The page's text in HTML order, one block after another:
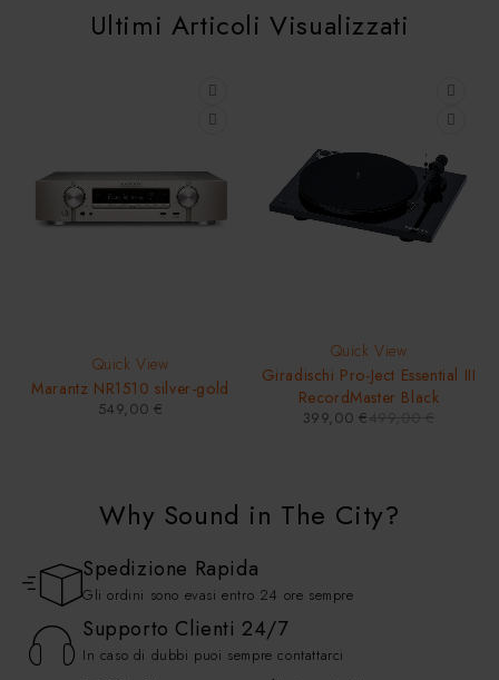
Ultimi Articoli Visualizzati
Quick View
Marantz NR1510 silver-gold
549,00 €
Quick View
Giradischi Pro-Ject Essential III
RecordMaster Black
399,00 €
Why Sound in The City?
Spedizione Rapida
Gli ordini sono evasi entro 24 ore sempre
Supporto Clienti 24/7
In caso di dubbi puoi sempre contattarci